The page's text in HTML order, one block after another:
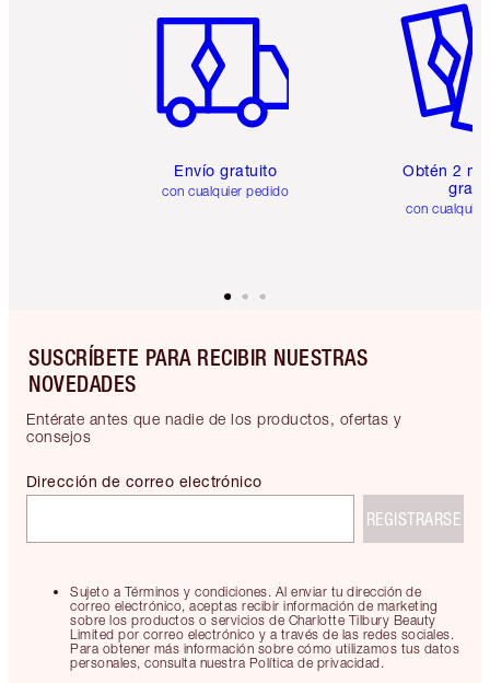
Envío gratuito
con cualquier pedido
Obtén 2
gratis
con
SUSCRÍBETE PARA RECIBIR NUESTRAS
NOVEDADES
Entérate antes que nadie de los productos, ofertas y
consejos
Sujeto a Términos y condiciones. Al enviar tu dirección de
correo electrónico, aceptas recibir información de marketing
sobre los productos o servicios de Charlotte Tilbury Beauty
Limited por correo electrónico y a través de las redes sociales.
Para obtener más información sobre cómo utilizamos tus datos
personales, consulta nuestra Política de privacidad.
Dirección de correo electrónico
REGISTRARSE